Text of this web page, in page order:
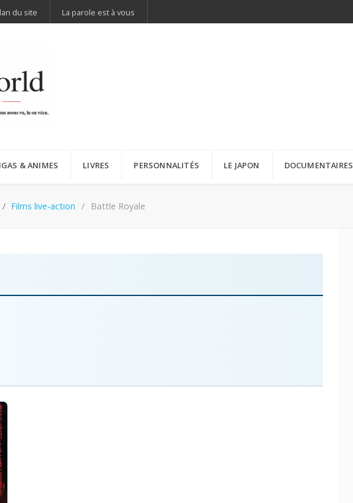
du site La parole est à vous
& ANIMES LIVRES PERSONNALITÉS LE JAPON DOCUMENTAIRES
Films live-action Battle Royale